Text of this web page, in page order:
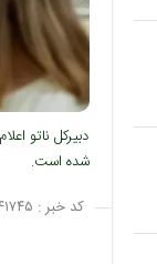
دبیرکل ناتو
شده است.
کد خبر :